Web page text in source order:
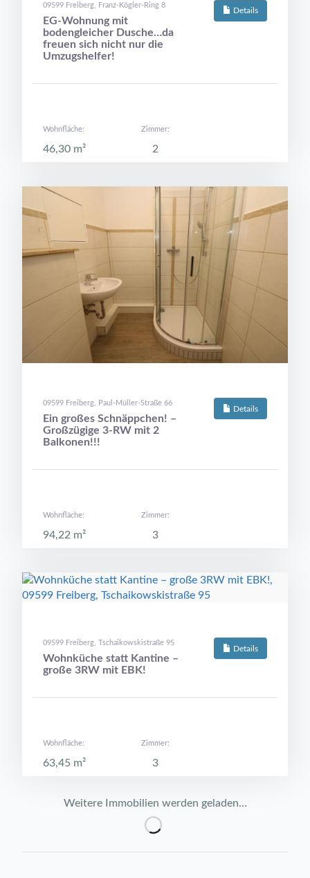
Details
09599 Freiberg, Franz-Kögler-Ring 8
EG-Wohnung mit
bodengleicher Dusche…da
freuen sich nicht nur die
Umzugshelfer!
Wohnfläche:
46,30 m²
Zimmer:
2
Details
09599 Freiberg, Paul-Müller-Straße 66
Ein großes Schnäppchen! –
Großzügige 3-RW mit 2
Balkonen!!!
Wohnfläche:
94,22 m²
Zimmer:
3
Details
09599 Freiberg, Tschaikowskistraße 95
Wohnküche statt Kantine –
große 3RW mit EBK!
Wohnfläche:
63,45 m²
Zimmer:
3
Weitere Immobilien werden geladen…